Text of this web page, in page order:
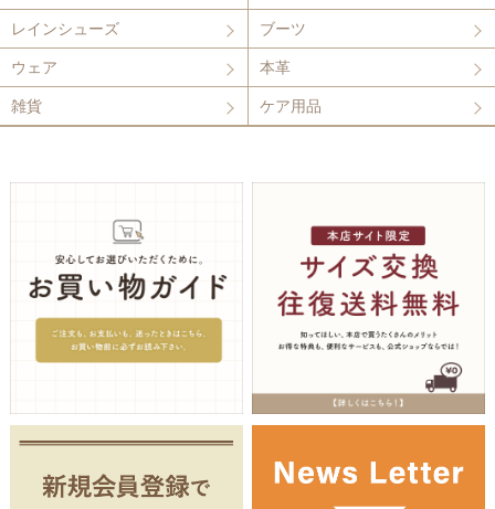
レインシューズ ブーツ
ウェア 本革
雑貨 ケア用品